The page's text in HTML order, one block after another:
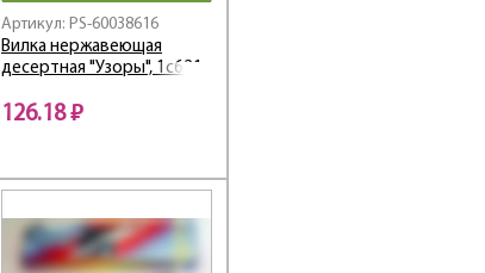
Артикул: PS-60038616
Вилка нержавеющая
десертная "Узоры", 1с621
126.18 ₽